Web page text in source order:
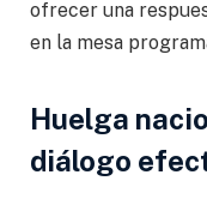
ofrecer una
en la mesa
Huelga
diálogo